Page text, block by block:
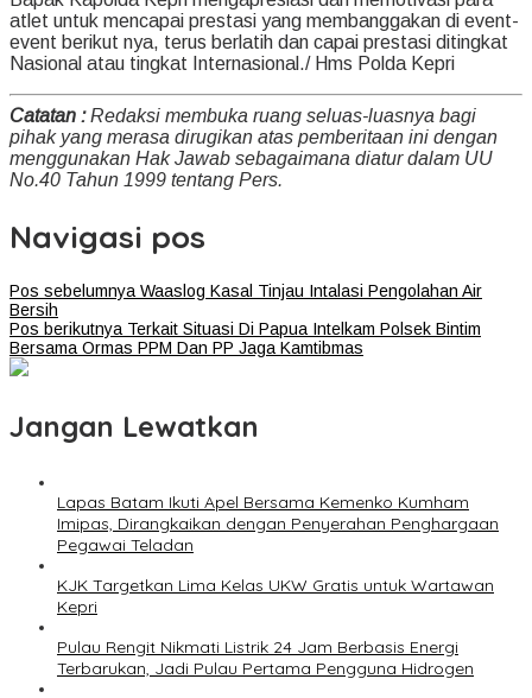
atlet untuk mencapai prestasi yang membanggakan di event-
event berikut nya, terus berlatih dan capai prestasi ditingkat
Nasional atau tingkat Internasional./ Hms Polda Kepri
Catatan :Redaksi membuka ruang seluas-luasnya bagi
pihak yang merasa dirugikan atas pemberitaan ini dengan
menggunakan Hak Jawab sebagaimana diatur dalam UU
No.40 Tahun 1999 tentang Pers.
Navigasi pos
Pos sebelumnyaWaaslog Kasal Tinjau Intalasi Pengolahan Air
Bersih
Pos berikutnyaTerkait Situasi Di Papua Intelkam Polsek Bintim
Bersama Ormas PPM Dan PP Jaga Kamtibmas
Jangan Lewatkan
Lapas Batam Ikuti Apel Bersama Kemenko Kumham
Imipas, Dirangkaikan dengan Penyerahan Penghargaan
Pegawai Teladan
KJK Targetkan Lima Kelas UKW Gratis untuk Wartawan
Kepri
Pulau Rengit Nikmati Listrik 24 Jam Berbasis Energi
Terbarukan, Jadi Pulau Pertama Pengguna Hidrogen